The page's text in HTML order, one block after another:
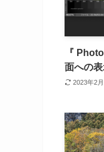
『
面への
2023年2